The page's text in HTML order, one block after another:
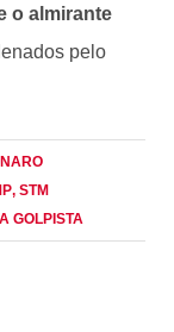
o almirante
pelo
, STM
GOLPISTA